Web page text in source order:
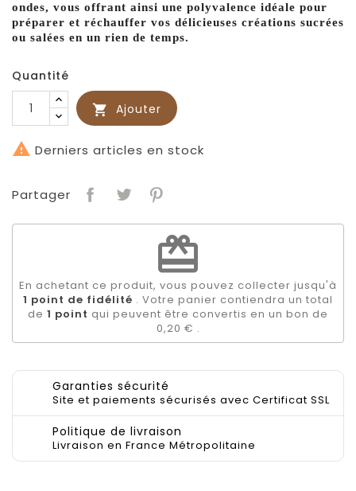
ondes, vous offrant ainsi une polyvalence idéale pour
préparer et réchauffer vos délicieuses créations sucrées
ou salées en un rien de temps.
Quantité
 Ajouter
 Derniers articles en stock
Partager
redeem
En achetant ce produit, vous pouvez collecter jusqu'à
1 point de fidélité . Votre panier contiendra un total
de 1 point qui peuvent être convertis en un bon de
0,20 € .
Garanties sécurité
Site et paiements sécurisés avec Certificat SSL
Politique de livraison
Livraison en France Métropolitaine